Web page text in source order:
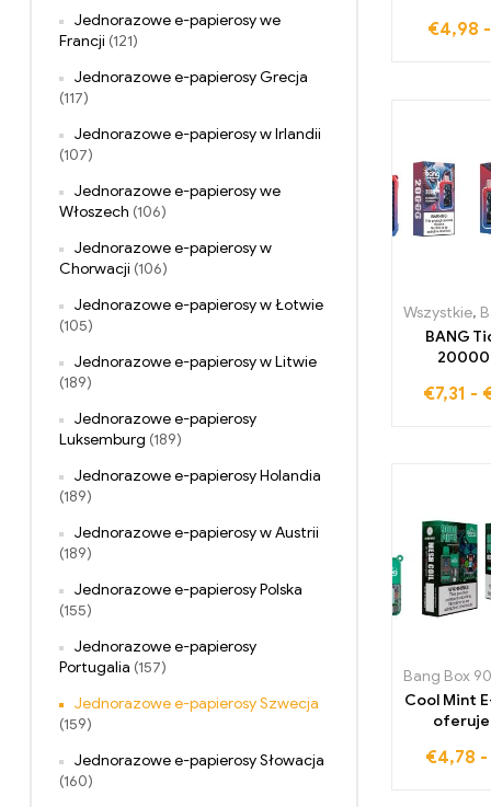
€4,98 -
Wszystkie,
BANG
20000
oferuje
€7,31 -
Bang Box
Cool Mint
łączą
€4,78 -
Jednorazowe e-papierosy we
Francji (121)
Jednorazowe e-papierosy Grecja
(117)
Jednorazowe e-papierosy w Irlandii
(107)
Jednorazowe e-papierosy we
Włoszech (106)
Jednorazowe e-papierosy w
Chorwacji (106)
Jednorazowe e-papierosy w Łotwie
(105)
Jednorazowe e-papierosy w Litwie
(189)
Jednorazowe e-papierosy
Luksemburg (189)
Jednorazowe e-papierosy Holandia
(189)
Jednorazowe e-papierosy w Austrii
(189)
Jednorazowe e-papierosy Polska
(155)
Jednorazowe e-papierosy
Portugalia (157)
Jednorazowe e-papierosy Szwecja
(159)
Jednorazowe e-papierosy Słowacja
(160)